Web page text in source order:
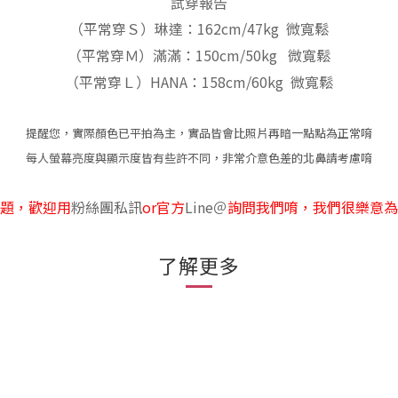
（平常穿Ｓ）琳達：162cm/47kg 微寬鬆
（平常穿Ｍ）滿滿：150cm/50kg 微寬鬆
（平常穿Ｌ）HANA：158cm/60kg 微寬鬆
提醒您，實際顏色已平拍為主，實品皆會比照片再暗一點點為正常唷
每人螢幕亮度與顯示度皆有些許不同，非常介意色差的北鼻請考慮唷
，歡迎用粉絲團私訊or官方Line＠詢問我們唷，我們很樂意為
了解更多